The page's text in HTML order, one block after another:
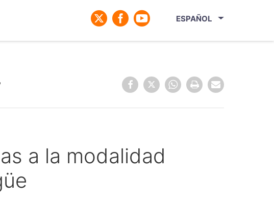
ESPAÑOL
a la modalidad